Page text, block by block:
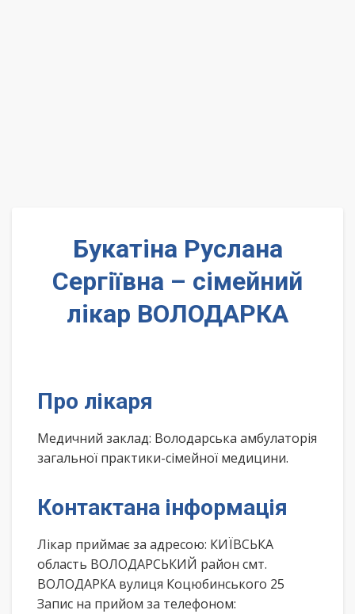
Букатіна Руслана
Сергіївна – сімейний
лікар ВОЛОДАРКА
Про лікаря
Медичний заклад: Володарська амбулаторія
загальної практики-сімейної медицини.
Контактана інформація
Лікар приймає за адресою: КИЇВСЬКА
область ВОЛОДАРСЬКИЙ район смт.
ВОЛОДАРКА вулиця Коцюбинського 25
Запис на прийом за телефоном: